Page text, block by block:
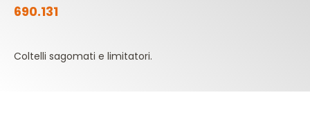
690.131
Coltelli sagomati e limitatori.